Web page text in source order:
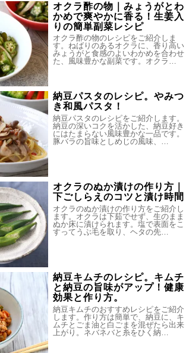
オクラ酢の物｜みょうがとわ
かめで爽やかに香る！生姜入
りの簡単副菜レシピ
オクラ酢の物のレシピをご紹介しま
す。ねばりのあるオクラに、香り高い
みょうがと食感のよいわかめを合わせ
た、風味豊かな副菜です。オクラ…
納豆パスタのレシピ。やみつ
き和風パスタ！
納豆パスタのレシピをご紹介します。
納豆の深いコクを活かした、納豆好き
にはたまらない風味豊かな一品です。
豚バラの旨味としめじの風味、…
オクラのぬか漬けの作り方｜
下ごしらえのコツと漬け時間
オクラのぬか漬けの作り方をご紹介し
ます。オクラは下茹でせず、生のまま
ぬか床に漬けられます。塩で表面をこ
すってうぶ毛を取り、ヘタの先…
納豆キムチのレシピ。キムチ
と納豆の旨味がアップ！健康
効果と作り方。
納豆キムチのおすすめレシピをご紹介
します。作り方は簡単で、納豆に、キ
ムチとごま油と白ごまを混ぜたら出来
上がり。ネバネバと糸をひく納…